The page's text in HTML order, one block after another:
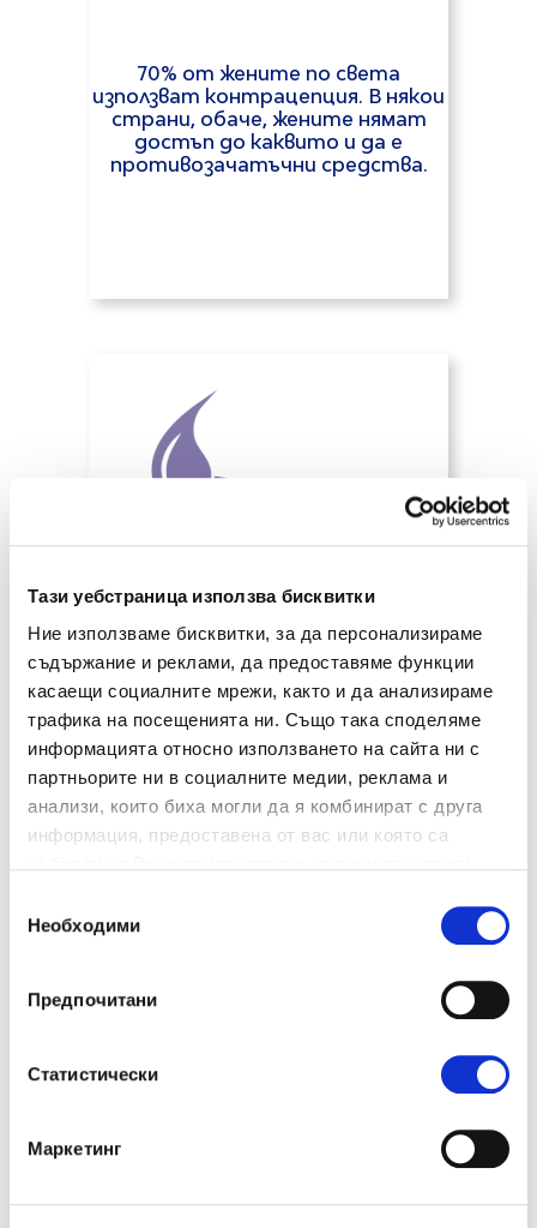
Тази уебстраница използва бисквитки
Ние използваме бисквитки, за да персонализираме
съдържание и реклами, да предоставяме функции
касаещи социалните мрежи, както и да анализираме
трафика на посещенията ни. Също така споделяме
информацията относно използването на сайта ни с
партньорите ни в социалните медии, реклама и
анализи, които биха могли да я комбинират с друга
информация, предоставена от вас или която са
Необходими
Предпочитани
Статистически
Маркетинг
70% от жените по света
използват контрацепция. В някои
страни, обаче, жените нямат
достъп до каквито и да е
противозачатъчни средства.
Обикновено кръвта, която
губите време на менструация е
мислите, че е станал потоп.
Определено има някои фактори,
които увеличават обилността,
дължащи се на хормонални
причини или приема на лекарства
като "сутрешното хапче ".